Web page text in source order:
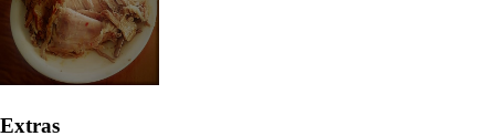
Extras